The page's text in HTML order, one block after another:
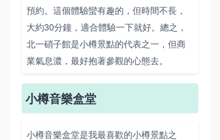
預約。這個體驗蠻有趣的，但時間不長，
大約30分鐘，適合體驗一下就好。總之，
北一硝子館是小樽景點的代表之一，但商
業氣息濃，最好抱著參觀的心態去。
小樽音樂盒堂
小樽音樂盒堂是我最喜歡的小樽景點之